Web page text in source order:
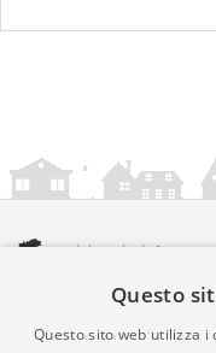
© Copyright MMXXIV
Questo
Questo sito web utilizza